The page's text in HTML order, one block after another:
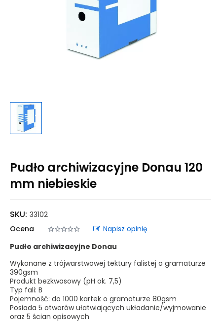
Pudło archiwizacyjne Donau 120
mm niebieskie
SKU: 33102
Ocena
Napisz opinię
Pudło archiwizacyjne Donau
Wykonane z trójwarstwowej tektury falistej o gramaturze
390gsm
Produkt bezkwasowy (pH ok. 7,5)
Typ fali: B
Pojemność: do 1000 kartek o gramaturze 80gsm
Posiada 5 otworów ułatwiających układanie/wyjmowanie
oraz 5 ścian opisowych